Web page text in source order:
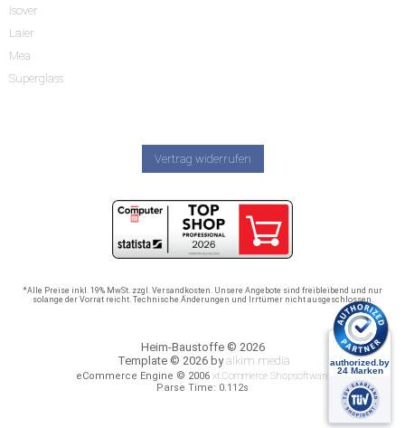
Isover
Laier
Mea
Superglass
Vertrag widerrufen
*Alle Preise inkl. 19% MwSt. zzgl. Versandkosten. Unsere Angebote sind freibleibend und nur
solange der Vorrat reicht. Technische Änderungen und Irrtümer nicht ausgeschlossen.
Heim-Baustoffe © 2026
Template © 2026 byalkim media
eCommerce Engine © 2006 xt:Commerce Shopsoftware
Parse Time: 0.112s